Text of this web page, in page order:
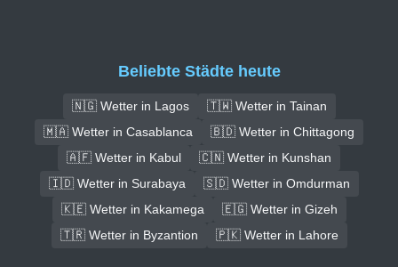
Beliebte Städte heute
🇳🇬 Wetter in Lagos
🇹🇼 Wetter in Tainan
🇲🇦 Wetter in Casablanca
🇧🇩 Wetter in Chittagong
🇦🇫 Wetter in Kabul
🇨🇳 Wetter in Kunshan
🇮🇩 Wetter in Surabaya
🇸🇩 Wetter in Omdurman
🇰🇪 Wetter in Kakamega
🇪🇬 Wetter in Gizeh
🇹🇷 Wetter in Byzantion
🇵🇰 Wetter in Lahore